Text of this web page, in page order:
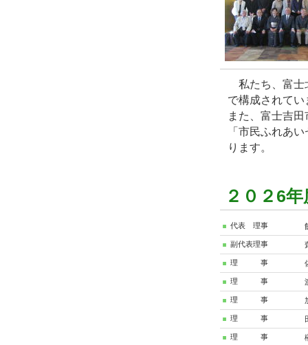
私たち、富士
で構成されてい
また、富士吉
「市民ふれあ
ります。
２０２6
代表 理事
副代表理事
理 事
理 事
理 事
理 事
理 事